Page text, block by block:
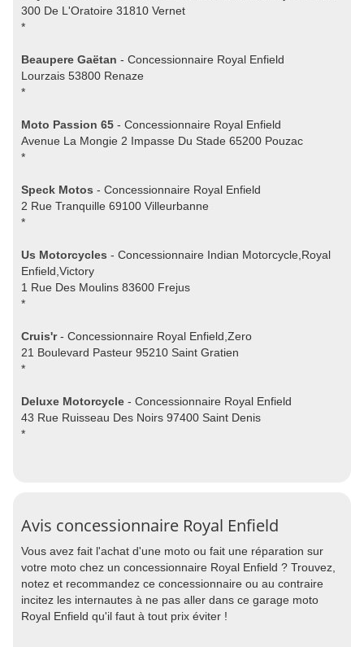
300 De L'Oratoire 31810 Vernet
*
Beaupere Gaëtan - Concessionnaire Royal Enfield
Lourzais 53800 Renaze
*
Moto Passion 65 - Concessionnaire Royal Enfield
Avenue La Mongie 2 Impasse Du Stade 65200 Pouzac
*
Speck Motos - Concessionnaire Royal Enfield
2 Rue Tranquille 69100 Villeurbanne
*
Us Motorcycles - Concessionnaire Indian Motorcycle,Royal
Enfield,Victory
1 Rue Des Moulins 83600 Frejus
*
Cruis'r- Concessionnaire Royal Enfield,Zero
21 Boulevard Pasteur 95210 Saint Gratien
*
Deluxe Motorcycle - Concessionnaire Royal Enfield
43 Rue Ruisseau Des Noirs 97400 Saint Denis
*
Avis concessionnaire Royal Enfield
Vous avez fait l'achat d'une moto ou fait une réparation sur
votre moto chez un concessionnaire Royal Enfield ? Trouvez,
notez et recommandez ce concessionnaire ou au contraire
incitez les internautes à ne pas aller dans ce garage moto
Royal Enfield qu'il faut à tout prix éviter !